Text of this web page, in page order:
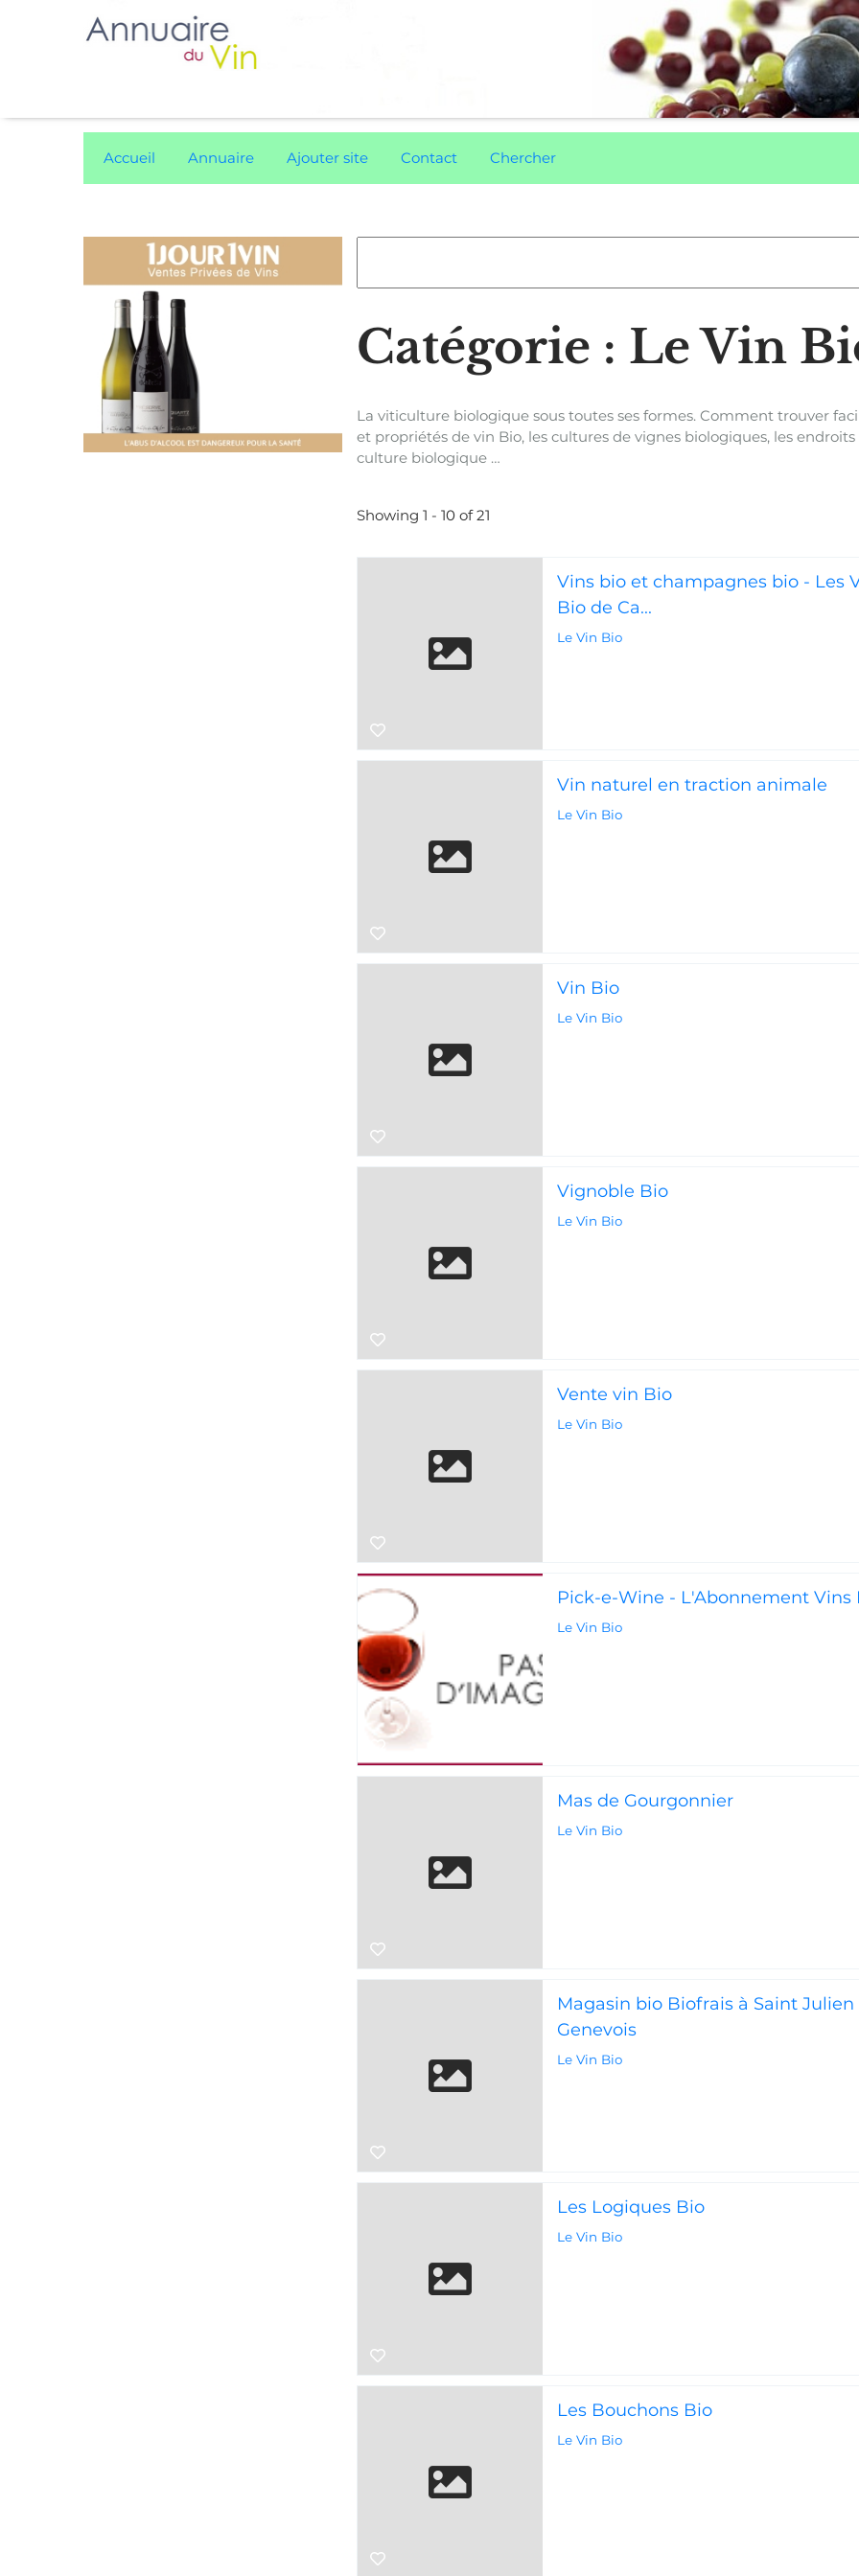
Accueil Annuaire Ajouter site Contact Chercher
Catégorie : Le Vin
La viticulture biologique sous toutes ses formes. Comment trouver
et propriétés de vin Bio, les cultures de vignes biologiques, les
culture biologique …
Showing 1 - 10 of 21
Vins bio et champagnes bio - Les
Bio de Ca...
Le Vin Bio
Vin naturel en traction animale
Le Vin Bio
Vin Bio
Le Vin Bio
Vignoble Bio
Le Vin Bio
Vente vin Bio
Le Vin Bio
Pick-e-Wine - L'Abonnement Vins
Le Vin Bio
Mas de Gourgonnier
Le Vin Bio
Magasin bio Biofrais à Saint Julien
Genevois
Le Vin Bio
Les Logiques Bio
Le Vin Bio
Les Bouchons Bio
Le Vin Bio